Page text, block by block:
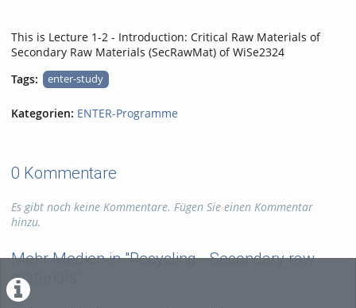
This is Lecture 1-2 - Introduction: Critical Raw Materials of
Secondary Raw Materials (SecRawMat) of WiSe2324
Tags:
enter-study
Kategorien: ENTER-Programme
0 Kommentare
Es gibt noch keine Kommentare. Fügen Sie einen Kommentar
hinzu.
Mehr Medien in "Recycling - Secondary raw
materials"